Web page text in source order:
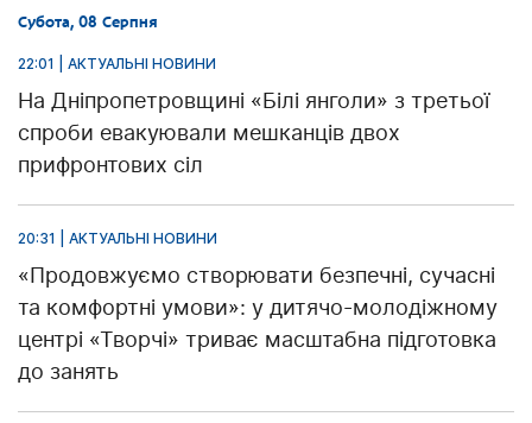
Субота, 08 Серпня
22:01 | АКТУАЛЬНІ НОВИНИ
На Дніпропетровщині «Білі янголи» з третьої
спроби евакуювали мешканців двох
прифронтових сіл
20:31 | АКТУАЛЬНІ НОВИНИ
«Продовжуємо створювати безпечні, сучасні
та комфортні умови»: у дитячо-молодіжному
центрі «Творчі» триває масштабна підготовка
до занять